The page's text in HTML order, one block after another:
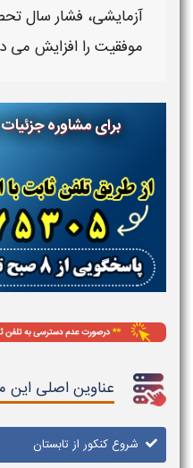
آزمایشی، فشار سال
موفقیت را افزایش می
برای مشاوره
عناوین اصلی این
شروع کنکور از تابستان